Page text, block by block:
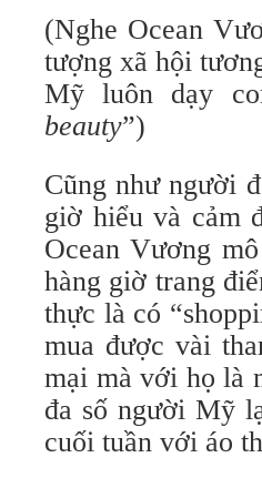
(Nghe Ocean
tượng xã hội
Mỹ luôn dạy
beauty”)
Cũng như người
giờ hiểu và cảm
Ocean Vương
hàng giờ trang
thực là có
mua được vài
mại mà với họ là
đa số người Mỹ
cuối tuần với áo